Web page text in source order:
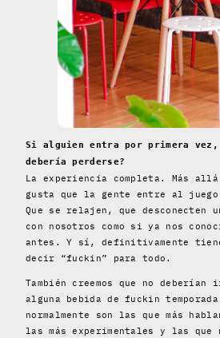
Si alguien entra por primera vez,
debería perderse?
La experiencia completa. Más
gusta que la gente entre al juego
Que se relajen, que desconecten
con nosotros como si ya nos
antes. Y sí, definitivamente
decir “fuckin” para todo.
También creemos que no
alguna bebida de fuckin
normalmente son las que más
las más experimentales y las que